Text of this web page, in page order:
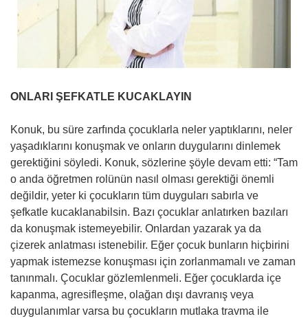
ONLARI ŞEFKATLE KUCAKLAYIN
Konuk, bu süre zarfında çocuklarla neler yaptıklarını, neler
yaşadıklarını konuşmak ve onların duygularını dinlemek
gerektiğini söyledi. Konuk, sözlerine şöyle devam etti: “Tam
o anda öğretmen rolünün nasıl olması gerektiği önemli
değildir, yeter ki çocukların tüm duyguları sabırla ve
şefkatle kucaklanabilsin. Bazı çocuklar anlatırken bazıları
da konuşmak istemeyebilir. Onlardan yazarak ya da
çizerek anlatması istenebilir. Eğer çocuk bunların hiçbirini
yapmak istemezse konuşması için zorlanmamalı ve zaman
tanınmalı. Çocuklar gözlemlenmeli. Eğer çocuklarda içe
kapanma, agresifleşme, olağan dışı davranış veya
duygulanımlar varsa bu çocukların mutlaka travma ile